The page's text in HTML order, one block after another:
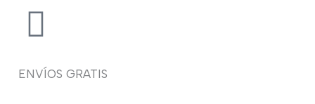
ENVÍOS GRATIS